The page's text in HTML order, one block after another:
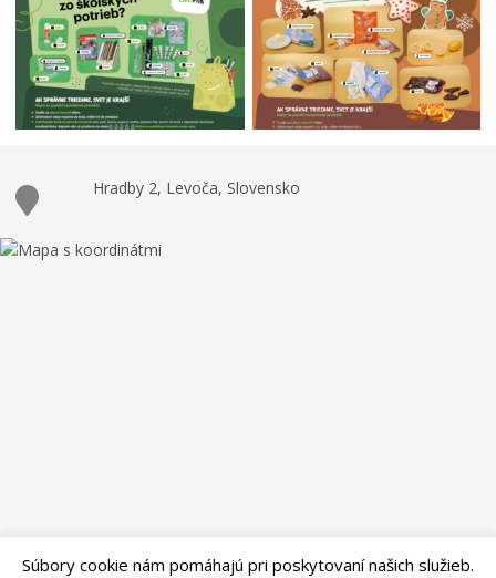
Hradby 2, Levoča, Slovensko
Súbory cookie nám pomáhajú pri poskytovaní našich služieb.